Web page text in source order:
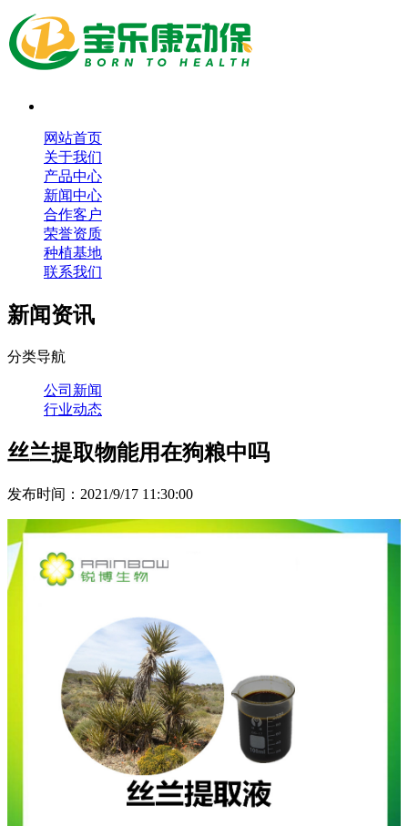
网站首页
关于我们
产品中心
新闻中心
合作客户
荣誉资质
种植基地
联系我们
新闻资讯
分类导航
公司新闻
行业动态
丝兰提取物能用在狗粮中吗
发布时间：2021/9/17 11:30:00